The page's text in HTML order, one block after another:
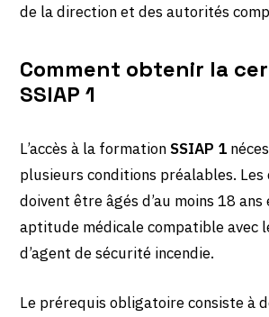
de la direction et des autorités
Comment obtenir la
SSIAP 1
L’accès à la formationSSIAP 1
plusieurs conditions préalables. Les
doivent être âgés d’au moins 18
aptitude médicale compatible avec
d’agent de sécurité incendie.
Le prérequis obligatoire consiste à